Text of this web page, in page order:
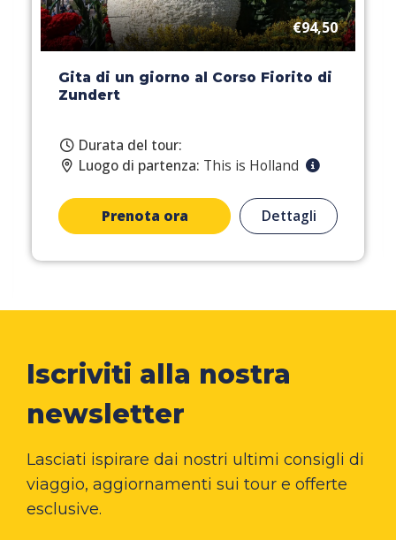
€94,50
Gita di un giorno al Corso Fiorito di
Zundert
Durata del tour:
Luogo di partenza: This is Holland
Prenota ora Dettagli
Iscriviti alla nostra
newsletter
Lasciati ispirare dai nostri ultimi consigli di
viaggio, aggiornamenti sui tour e offerte
esclusive.